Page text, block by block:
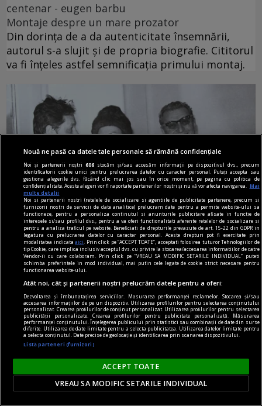
centenar - eugen barbu
Montaje despre un mare prozator
Din dorința de a da autenticitate însemnării,
autorul s-a slujit și de propria biografie. Cititorul
va fi înțeles astfel semnificația primului montaj.
centenar - eugen barbu
Ce trebuie să faci ca să nu mai fii citit
Nu cred că Barbu e un scriitor mare, dar Groapa
rămîne un roman bun (preferata mea e scena
nunții) și pînă și-n Principele sînt pagini de foarte
bună literatură.
Nouă ne pasă ca datele tale personale să rămână confidențiale
Noi și partenerii noștri606 stocăm și/sau accesăm informații pe dispozitivul dvs., precum
identificatorii cookie unici pentru prelucrarea datelor cu caracter personal. Puteți accepta sau
gestiona alegerile dvs. făcând clic mai jos sau în orice moment, pe pagina cu politica de
confidențialitate. Aceste alegeri vor fi raportate partenerilor noștri și nu vă vor afecta navigarea.
Mai
multe detalii
Noi si partenerii nostri (retelele de socializare si agentiile de publicitate partenere, precum si
furnizorii nostri de servicii de date analitice) prelucram date pentru a permite website-ului sa
functioneze, pentru a personaliza continutul si anunturile publicitare afisate in functie de
interesele si/sau profilul dvs., pentru a va oferi functionalitati aferente retelelor de socializare si
pentru a analiza traficul pe website. Beneficiati de drepturile prevazute de art. 15-22 din GDPR in
legatura cu prelucrarea datelor cu caracter personal. Aceste drepturi pot fi exercitate prin
modalitatea indicataaici
. Prin click pe “ACCEPT TOATE”, acceptati folosirea tuturor Tehnologiilor de
tip Cookie, care implica inclusiv acceptul dvs. cu privire la stocarea/accesarea informatiilor de catre
Vendor-ii cu care colaboram. Prin click pe “VREAU SA MODIFIC SETARILE INDIVIDUAL” puteti
schimba preferintele in mod individual, mai putin cele legate de cookie strict necesare pentru
functionarea website-ului.
Atât noi, cât și partenerii noștri prelucrăm datele pentru a oferi:
Dezvoltarea și îmbunătățirea serviciilor. Măsurarea performanței reclamelor. Stocarea și/sau
accesarea informațiilor de pe un dispozitiv. Utilizarea profilurilor pentru selectarea conținutului
personalizat. Crearea profilurilor de conținut personalizat. Utilizarea profilurilor pentru selectarea
publicității personalizate. Crearea profilurilor pentru publicitate personalizată. Măsurarea
performanței conținutului. Înțelegerea publicului prin statistici sau combinații de date din surse
diferite. Utilizarea de date limitate pentru a selecta publicitatea. Utilizarea datelor limitate pentru
a selecta conținutul. Date precise de geolocație și identificarea prin scanarea dispozitivului.
Listă parteneri (furnizori)
ACCEPT TOATE
VREAU SA MODIFIC SETARILE INDIVIDUAL